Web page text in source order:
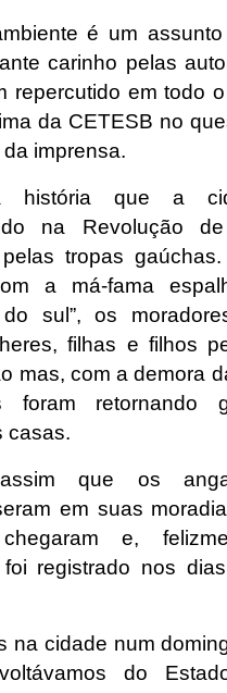
é um
carinho pelas
repercutido em todo
da CETESB no
imprensa.
história que a
na Revolução
tropas
a má-fama
do sul”, os
filhas e filhos
mas, com a demora
foram retornando
casas.
que os
em suas
e,
foi registrado nos
na cidade num
do